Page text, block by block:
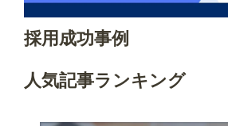
採用成功事例
人気記事ランキング